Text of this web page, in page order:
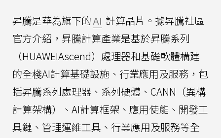
昇騰是華為旗下的AI 計算晶片。據昇騰社區
官方介紹，昇騰計算產業是基於昇騰系列
（HUAWEIAscend）處理器和基礎軟體構建
的全棧AI計算基礎設施、行業應用及服務，包
括昇騰系列處理器、系列硬體、CANN（異構
計算架構）、AI計算框架、應用使能、開發工
具鏈、管理運維工具、行業應用及服務等全